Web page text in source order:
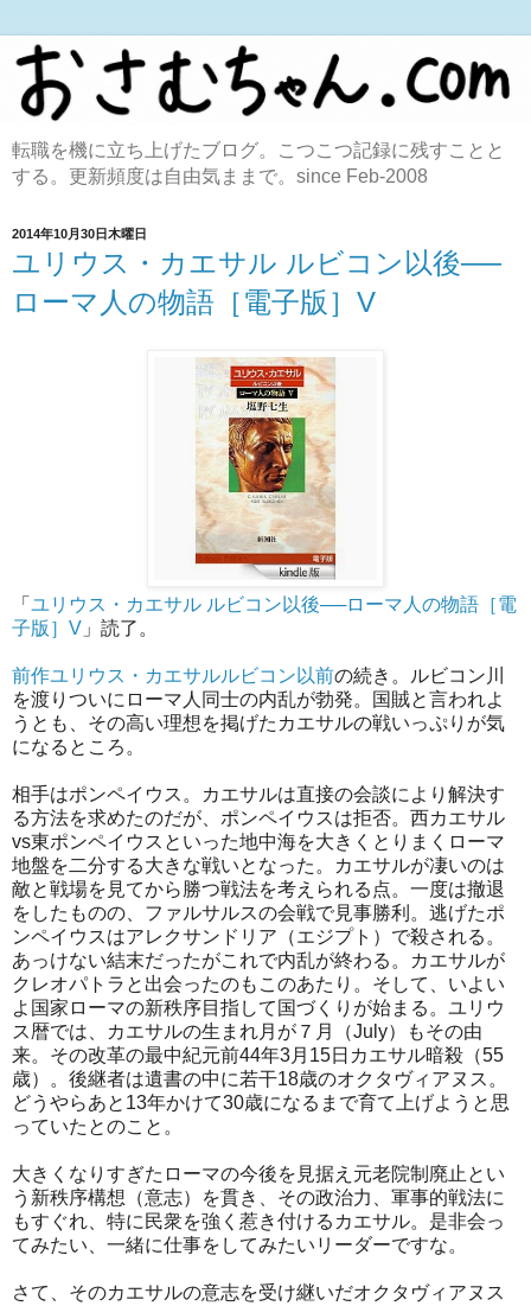
転職を機に立ち上げたブログ。こつこつ記録に残すことと
する。更新頻度は自由気ままで。since Feb-2008
2014年10月30日木曜日
ユリウス・カエサル ルビコン以後──
ローマ人の物語［電子版］V
「 ユリウス・カエサル ルビコン以後──ローマ人の物語［電
子版］V 」読了。
前作ユリウス・カエサルルビコン以前の続き。ルビコン川
を渡りついにローマ人同士の内乱が勃発。国賊と言われよ
うとも、その高い理想を掲げたカエサルの戦いっぷりが気
になるところ。
相手はポンペイウス。カエサルは直接の会談により解決す
る方法を求めたのだが、ポンペイウスは拒否。西カエサル
vs東ポンペイウスといった地中海を大きくとりまくローマ
地盤を二分する大きな戦いとなった。カエサルが凄いのは
敵と戦場を見てから勝つ戦法を考えられる点。一度は撤退
をしたものの、ファルサルスの会戦で見事勝利。逃げたポ
ンペイウスはアレクサンドリア（エジプト）で殺される。
あっけない結末だったがこれで内乱が終わる。カエサルが
クレオパトラと出会ったのもこのあたり。そして、いよい
よ国家ローマの新秩序目指して国づくりが始まる。ユリウ
ス暦では、カエサルの生まれ月が７月（July）もその由
来。その改革の最中紀元前44年3月15日カエサル暗殺（55
歳）。後継者は遺書の中に若干18歳のオクタヴィアヌス。
どうやらあと13年かけて30歳になるまで育て上げようと思
っていたとのこと。
大きくなりすぎたローマの今後を見据え元老院制廃止とい
う新秩序構想（意志）を貫き、その政治力、軍事的戦法に
もすぐれ、特に民衆を強く惹き付けるカエサル。是非会っ
てみたい、一緒に仕事をしてみたいリーダーですな。
さて、そのカエサルの意志を受け継いだオクタヴィアヌス